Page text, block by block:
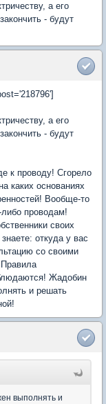
а его
- будут
а его
- будут
к проводу! Сгорело
каких основаниях
Вообще-то
проводам!
своих
откуда у вас
со своими
Жадобин
и решать
выполнять и